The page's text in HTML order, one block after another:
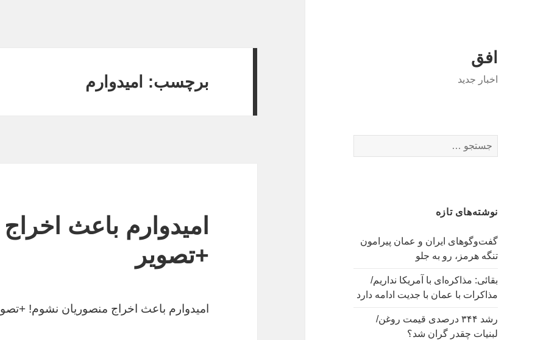
افق
اخبار جدید
برای:
نوشته‌های تازه
گفت‌وگوهای ایران و عمان پیرامون
تنگه هرمز، رو به جلو
بقائی: مذاکره‌ای با آمریکا نداریم/
مذاکرات با عمان با جدیت ادامه دارد
رشد ۳۴۴ درصدی قیمت روغن/
لبنیات چقدر گران شد؟
برچسب: امیدوارم
امیدوارم باعث
+تصویر
امیدوارم باعث اخراج منصوریان نشوم!